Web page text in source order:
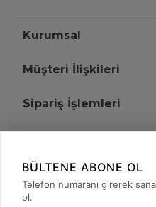
Kurumsal
Müşteri İlişkileri
Sipariş İşlemleri
+90 (850)
BÜLTENE ABONE OL
Telefon numaranı girerek
ol.